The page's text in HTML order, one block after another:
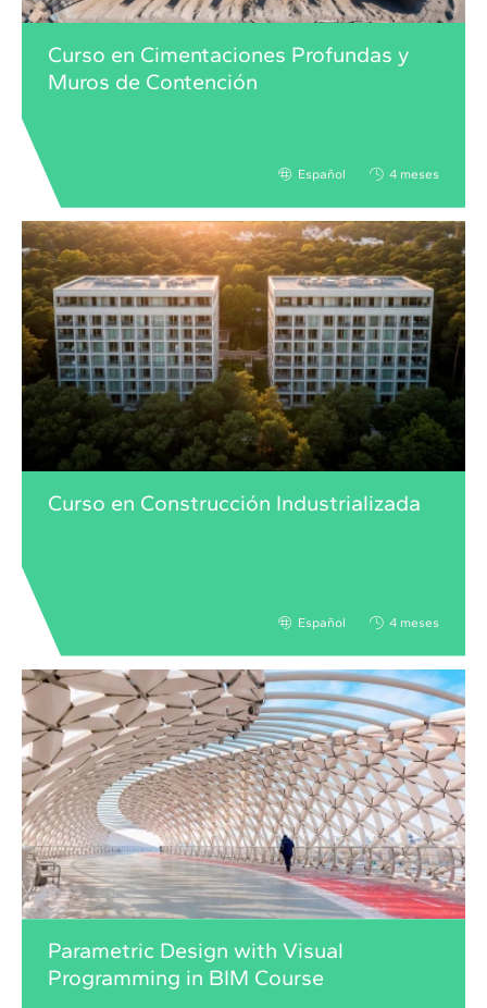
Curso en Cimentaciones Profundas y
Muros de Contención
Español 4 meses
Curso en Construcción Industrializada
Español 4 meses
Parametric Design with Visual
Programming in BIM Course